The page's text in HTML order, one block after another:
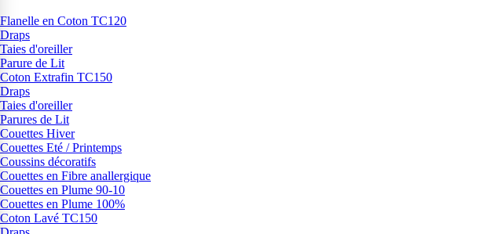
Flanelle en Coton TC120
Draps
Taies d'oreiller
Parure de Lit
Coton Extrafin TC150
Draps
Taies d'oreiller
Parures de Lit
Couettes Hiver
Couettes Eté / Printemps
Coussins décoratifs
Couettes en Fibre anallergique
Couettes en Plume 90-10
Couettes en Plume 100%
Coton Lavé TC150